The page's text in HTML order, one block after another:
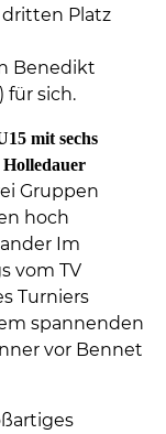
dritten Platz
Benedikt
für sich.
mit sechs
Gruppen
hoch
Im
vom TV
Turniers
spannenden
vor Bennet